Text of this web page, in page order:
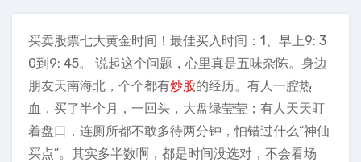
买卖股票七大黄金时间！最佳买入时间：1、早上9: 3
0到9: 45。 说起这个问题，心里真是五味杂陈。身边
朋友天南海北，个个都有炒股的经历。有人一腔热
血，买了半个月，一回头，大盘绿莹莹；有人天天盯
着盘口，连厕所都不敢多待两分钟，怕错过什么“神仙
买点”。其实多半数啊，都是时间没选对，不会看场